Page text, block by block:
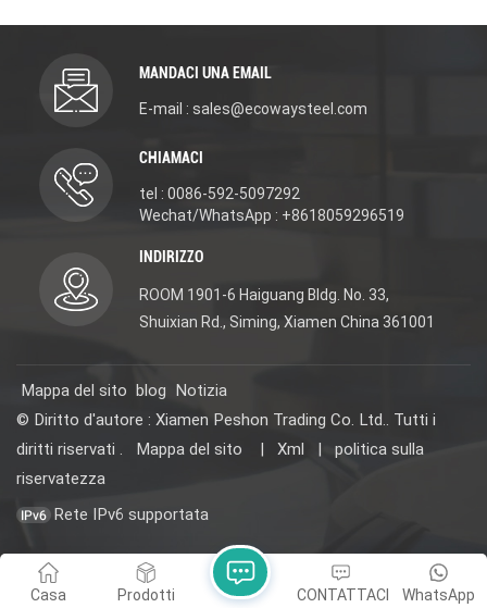
MANDACI UNA EMAIL
E-mail : sales@ecowaysteel.com
CHIAMACI
tel : 0086-592-5097292
Wechat/WhatsApp : +8618059296519
INDIRIZZO
ROOM 1901-6 Haiguang Bldg. No. 33,
Shuixian Rd., Siming, Xiamen China 361001
Mappa del sito blog Notizia
© Diritto d'autore : Xiamen Peshon Trading Co. Ltd.. Tutti i
diritti riservati .
Mappa del sito | Xml |
politica sulla
riservatezza
Rete IPv6 supportata
Casa Prodotti WhatsApp
CONTATTACI